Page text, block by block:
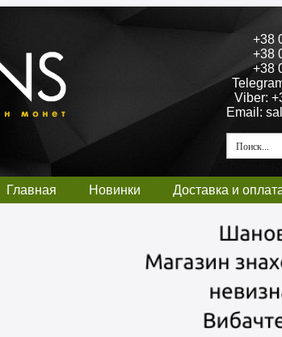
+38
+38
+38
Viber:
Email:
Главная Новинки Доставка и